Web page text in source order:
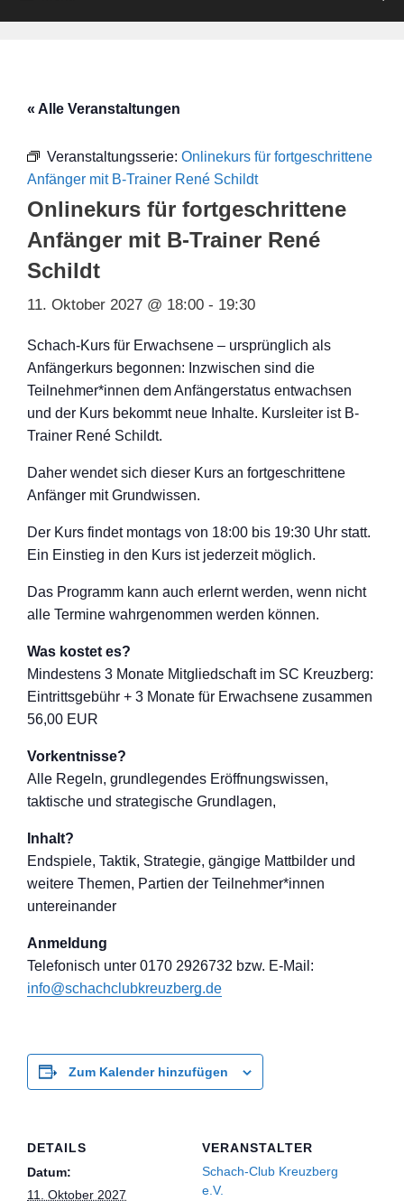
« Alle Veranstaltungen
Veranstaltungsserie: Onlinekurs für fortgeschrittene
Anfänger mit B-Trainer René Schildt
Onlinekurs für fortgeschrittene
Anfänger mit B-Trainer René
Schildt
11. Oktober 2027 @ 18:00 - 19:30
Schach-Kurs für Erwachsene – ursprünglich als
Anfängerkurs begonnen: Inzwischen sind die
Teilnehmer*innen dem Anfängerstatus entwachsen
und der Kurs bekommt neue Inhalte. Kursleiter ist B-
Trainer René Schildt.
Daher wendet sich dieser Kurs an fortgeschrittene
Anfänger mit Grundwissen.
Der Kurs findet montags von 18:00 bis 19:30 Uhr statt.
Ein Einstieg in den Kurs ist jederzeit möglich.
Das Programm kann auch erlernt werden, wenn nicht
alle Termine wahrgenommen werden können.
Was kostet es?
Mindestens 3 Monate Mitgliedschaft im SC Kreuzberg:
Eintrittsgebühr + 3 Monate für Erwachsene zusammen
56,00 EUR
Vorkentnisse?
Alle Regeln, grundlegendes Eröffnungswissen,
taktische und strategische Grundlagen,
Inhalt?
Endspiele, Taktik, Strategie, gängige Mattbilder und
weitere Themen, Partien der Teilnehmer*innen
untereinander
Anmeldung
Telefonisch unter 0170 2926732 bzw. E-Mail:
info@schachclubkreuzberg.de
Zum Kalender hinzufügen
DETAILS
Datum:
11. Oktober 2027
VERANSTALTER
Schach-Club Kreuzberg
e.V.